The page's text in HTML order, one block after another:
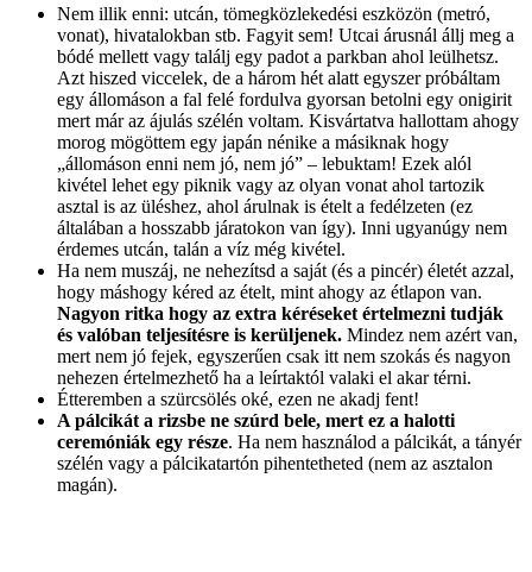
Nem illik enni: utcán, tömegközlekedési eszközön (metró,
vonat), hivatalokban stb. Fagyit sem! Utcai árusnál állj meg a
bódé mellett vagy találj egy padot a parkban ahol leülhetsz.
Azt hiszed viccelek, de a három hét alatt egyszer próbáltam
egy állomáson a fal felé fordulva gyorsan betolni egy onigirit
mert már az ájulás szélén voltam. Kisvártatva hallottam ahogy
morog mögöttem egy japán nénike a másiknak hogy
„állomáson enni nem jó, nem jó” – lebuktam! Ezek alól
kivétel lehet egy piknik vagy az olyan vonat ahol tartozik
asztal is az üléshez, ahol árulnak is ételt a fedélzeten (ez
általában a hosszabb járatokon van így). Inni ugyanúgy nem
érdemes utcán, talán a víz még kivétel.
Ha nem muszáj, ne nehezítsd a saját (és a pincér) életét azzal,
hogy máshogy kéred az ételt, mint ahogy az étlapon van.
Nagyon ritka hogy az extra kéréseket értelmezni tudják
és valóban teljesítésre is kerüljenek. Mindez nem azért van,
mert nem jó fejek, egyszerűen csak itt nem szokás és nagyon
nehezen értelmezhető ha a leírtaktól valaki el akar térni.
Étteremben a szürcsölés oké, ezen ne akadj fent!
A pálcikát a rizsbe ne szúrd bele, mert ez a halotti
ceremóniák egy része. Ha nem használod a pálcikát, a tányér
szélén vagy a pálcikatartón pihentetheted (nem az asztalon
magán).